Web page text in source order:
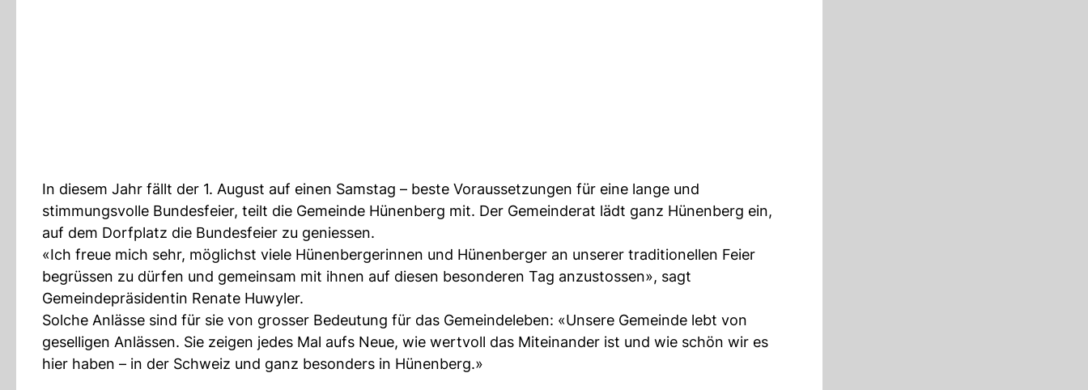
In diesem Jahr fällt der 1. August auf einen Samstag – beste Voraussetzungen für eine lange und
stimmungsvolle Bundesfeier, teilt die Gemeinde Hünenberg mit. Der Gemeinderat lädt ganz Hünenberg ein,
auf dem Dorfplatz die Bundesfeier zu geniessen.
«Ich freue mich sehr, möglichst viele Hünenbergerinnen und Hünenberger an unserer traditionellen Feier
begrüssen zu dürfen und gemeinsam mit ihnen auf diesen besonderen Tag anzustossen», sagt
Gemeindepräsidentin Renate Huwyler.
Solche Anlässe sind für sie von grosser Bedeutung für das Gemeindeleben: «Unsere Gemeinde lebt von
geselligen Anlässen. Sie zeigen jedes Mal aufs Neue, wie wertvoll das Miteinander ist und wie schön wir es
hier haben – in der Schweiz und ganz besonders in Hünenberg.»